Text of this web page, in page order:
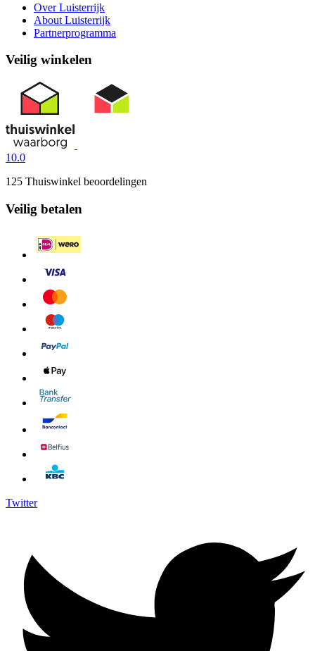
Over Luisterrijk
About Luisterrijk
Partnerprogramma
Veilig winkelen
10.0
125 Thuiswinkel beoordelingen
Veilig betalen
Twitter